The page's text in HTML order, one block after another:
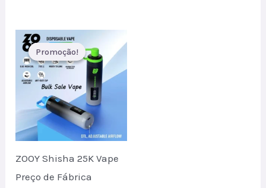
Promoção!
Promoção!
ZOOY Shisha 25K Vape
Preço de Fábrica